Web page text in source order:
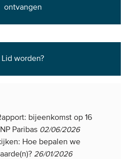
ontvangen
Lid worden?
bijeenkomst op 16
Paribas 02/06/2026
Hoe bepalen we
26/01/2026